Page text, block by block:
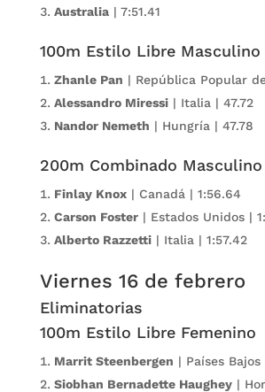
Australia| 7:51.41
100m Estilo Libre Masculino
Zhanle Pan | República Popular
Alessandro Miressi| Italia | 47.72
Nandor Nemeth | Hungría | 47.78
200m Combinado Masculino
Finlay Knox| Canadá | 1:56.64
Carson Foster| Estados Unidos |
Alberto Razzetti| Italia | 1:57.42
Viernes 16 de febrero
Eliminatorias
100m Estilo Libre Femenino
Marrit Steenbergen | Países Bajos
Siobhan Bernadette Haughey|